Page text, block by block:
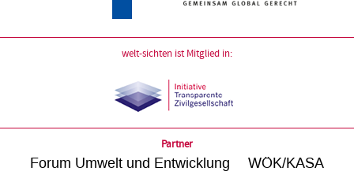
welt-sichten ist Mitglied in:
Partner
Forum Umwelt und Entwicklung WÖK/KASA